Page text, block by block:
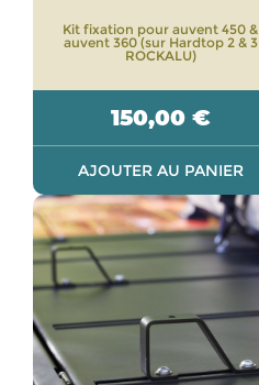
Kit fixation pour auvent 450 &
auvent 360 (sur Hardtop 2 & 3
ROCKALU)
150,00 €
AJOUTER AU PANIER